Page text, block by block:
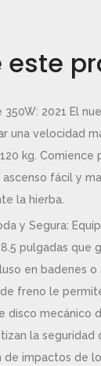
este
2021 El
una velocidad
kg. Comience
fácil y
la hierba.
y Segura:
pulgadas que
en badenes o
freno le
disco mecánico
la seguridad
de impactos de